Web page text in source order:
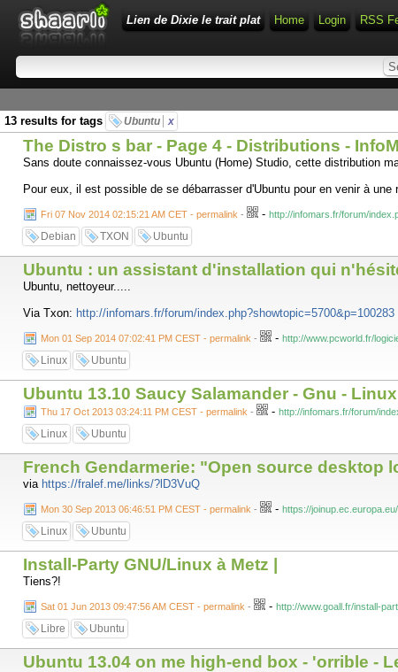
Lien de Dixie le trait plat Home Login RSS
13 results for tags
Ubuntu x
The Distro s bar - Page 4 - Distributions -
Sans doute connaissez-vous Ubuntu (Home) Studio, cette distribution
Pour eux, il est possible de se débarrasser d'Ubuntu pour en venir à une
Fri 07 Nov 2014 02:15:21 AM CET - permalink - - http://infomars.fr/forum/
Debian TXON Ubuntu
Ubuntu : un assistant d'installation qui
Ubuntu, nettoyeur.....
Via Txon: http://infomars.fr/forum/index.php?showtopic=5700&p=100283
Mon 01 Sep 2014 07:02:41 PM CEST - permalink - - http://www.pcworld.fr/
Linux Ubuntu
Ubuntu 13.10 Saucy Salamander - Gnu -
Thu 17 Oct 2013 03:24:11 PM CEST - permalink - - http://infomars.fr/forum/
Linux Ubuntu
French Gendarmerie: "Open source desktop
via https://fralef.me/links/?lD3VuQ
Mon 30 Sep 2013 06:46:51 PM CEST - permalink - - https://
Linux Ubuntu
Install-Party GNU/Linux à Metz |
Tiens?!
Sat 01 Jun 2013 09:47:56 AM CEST - permalink - - http://www.goall.fr/install-
Libre Ubuntu
Ubuntu 13.04 on me high-end box - 'orrible -